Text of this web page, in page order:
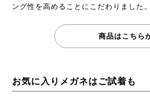
ング性を高めることにこだわりました。
商品はこちら
お気に入りメガネはご試着も